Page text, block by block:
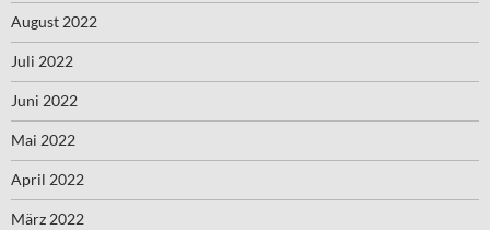
August 2022
Juli 2022
Juni 2022
Mai 2022
April 2022
März 2022